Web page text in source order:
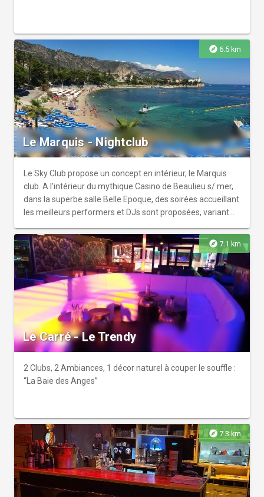
explore 6.5 km
Le Marquis - Nightclub
Le Sky Club propose un concept en intérieur, le Marquis
club. A l'intérieur du mythique Casino de Beaulieu s/ mer,
dans la superbe salle Belle Epoque, des soirées accueillant
les meilleurs performers et DJs sont proposées, variant
explore 7.1 km
Le Carré - Le Trendy
2 Clubs, 2 Ambiances, 1 décor naturel à couper le souffle :
“La Baie des Anges”
explore 7.3 km